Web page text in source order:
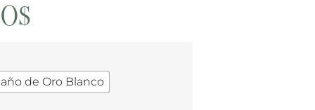
$
de Oro Blanco